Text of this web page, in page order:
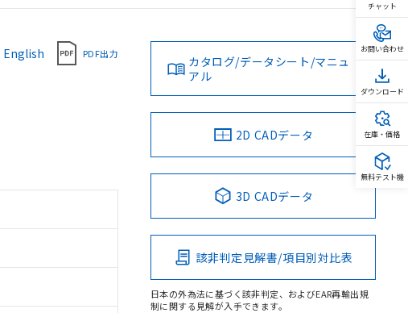
English PDF出力
カタログ/データシート/マニュ
アル
2D CADデータ
3D CADデータ
該非判定見解書/項目別対比表
日本の外為法に基づく該非判定、およびEAR再輸出規
制に関する見解が入手できます。
チャット
お問い合わせ
ダウンロード
在庫・価格
無料テスト機